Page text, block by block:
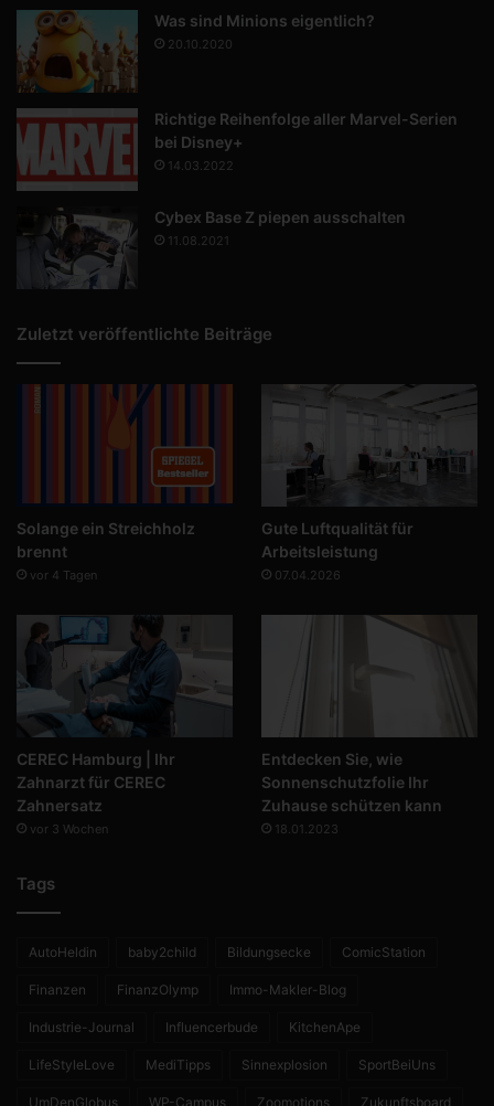
Was sind Minions eigentlich?
20.10.2020
Richtige Reihenfolge aller Marvel-Serien
bei Disney+
14.03.2022
Cybex Base Z piepen ausschalten
11.08.2021
Zuletzt veröffentlichte Beiträge
Solange ein Streichholz
brennt
vor 4 Tagen
Gute Luftqualität für
Arbeitsleistung
07.04.2026
CEREC Hamburg | Ihr
Zahnarzt für CEREC
Zahnersatz
vor 3 Wochen
Entdecken Sie, wie
Sonnenschutzfolie Ihr
Zuhause schützen kann
18.01.2023
Tags
AutoHeldin baby2child Bildungsecke ComicStation
Finanzen FinanzOlymp Immo-Makler-Blog
Industrie-Journal Influencerbude KitchenApe
LifeStyleLove MediTipps Sinnexplosion SportBeiUns
UmDenGlobus WP-Campus Zoomotions Zukunftsboard